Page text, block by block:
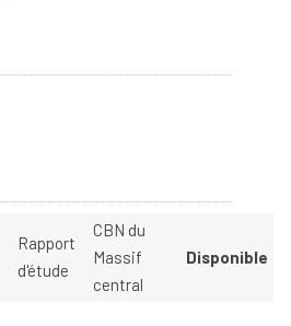
Rapport
d'étude
CBN du
Massif
central
Disponible